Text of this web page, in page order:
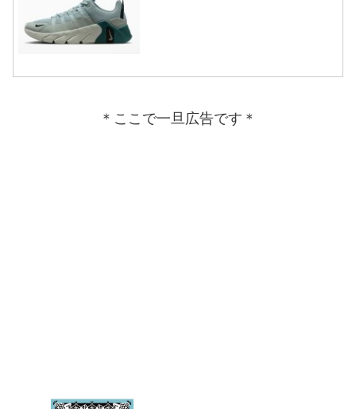
＊ここで一旦広告です＊